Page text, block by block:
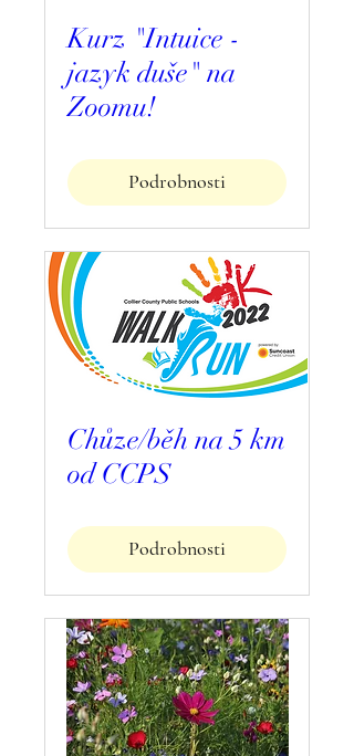
Kurz "Intuice -
jazyk duše" na
Zoomu!
Podrobnosti
Chůze/běh na 5 km
od CCPS
Podrobnosti